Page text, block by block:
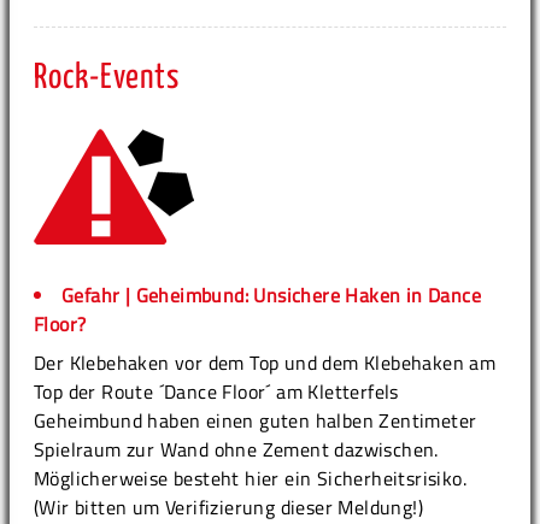
Rock-Events
Gefahr | Geheimbund: Unsichere Haken in Dance
Floor?
Der Klebehaken vor dem Top und dem Klebehaken am
Top der Route ´Dance Floor´ am Kletterfels
Geheimbund haben einen guten halben Zentimeter
Spielraum zur Wand ohne Zement dazwischen.
Möglicherweise besteht hier ein Sicherheitsrisiko.
(Wir bitten um Verifizierung dieser Meldung!)